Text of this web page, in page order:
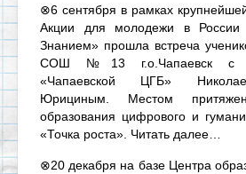
⊗6 сентября в рамках
Акции для молодежи в России
Знанием» прошла встреча
СОШ №13 г.о.Чапаевск с
«Чапаевской ЦГБ»
Юрициным. Местом
образования цифрового и
«Точка роста». Читать далее…
⊗20 декабря на базе Центра